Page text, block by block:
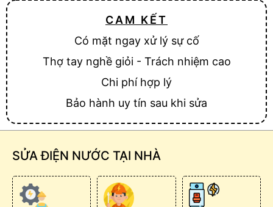
CAM KẾT
Có mặt ngay xử lý sự cố
Thợ tay nghề giỏi - Trách nhiệm cao
Chi phí hợp lý
Bảo hành uy tín sau khi sửa
SỬA ĐIỆN NƯỚC TẠI NHÀ